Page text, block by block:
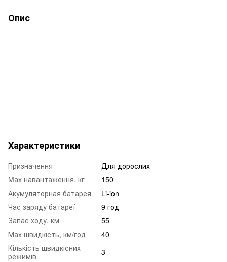
Опис
Характеристики
Призначення
Для дорослих
Mаx навантаження, кг
150
Акумуляторная батарея
Li-ion
Час заряду батареї
9 год
Запас ходу, км
55
Маx швидкість, км/год
40
Кількість швидкісних
режимів
3